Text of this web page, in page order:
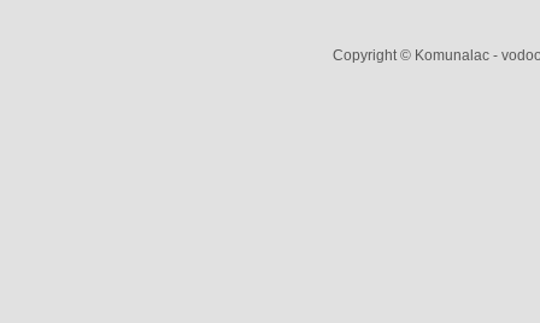
Copyright © Komunalac -